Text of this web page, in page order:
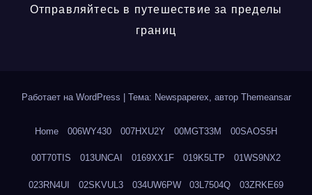
Отправляйтесь в путешествие за пределы
границ
Работает на WordPress Тема: Newspaperex, автор Themeansar
Home 006WY430 007HXU2Y 00MGT33M 00SAOS5H
00T70TIS 013UNCAI 0169XX1F 019K5LTP 01WS9NX2
023RN4UI 02SKVUL3 034UW6PW 03L7504Q 03ZRKE69